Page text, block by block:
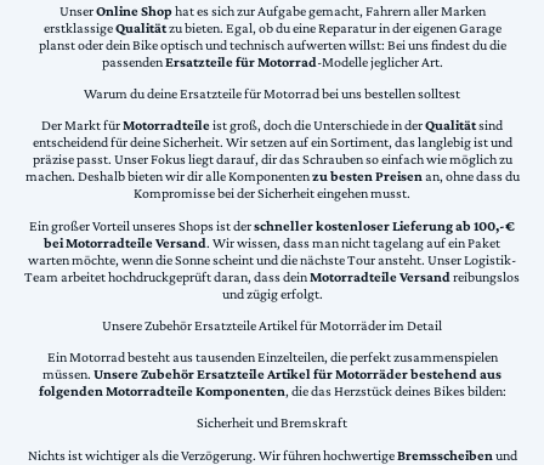
UnserOnline Shophat es sich zur Aufgabe gemacht, Fahrern aller Marken
erstklassigeQualitätzu bieten. Egal, ob du eine Reparatur in der eigenen Garage
planst oder dein Bike optisch und technisch aufwerten willst: Bei uns findest du die
passendenErsatzteile für Motorrad-Modelle jeglicher Art.
Warum du deine Ersatzteile für Motorrad bei uns bestellen solltest
Der Markt fürMotorradteileist groß, doch die Unterschiede in derQualitätsind
entscheidend für deine Sicherheit. Wir setzen auf ein Sortiment, das langlebig ist und
präzise passt. Unser Fokus liegt darauf, dir das Schrauben so einfach wie möglich zu
machen. Deshalb bieten wir dir alle Komponentenzu besten Preisenan, ohne dass du
Kompromisse bei der Sicherheit eingehen musst.
Ein großer Vorteil unseres Shops ist derschneller kostenloser Lieferung ab 100,-€
bei Motorradteile Versand. Wir wissen, dass man nicht tagelang auf ein Paket
warten möchte, wenn die Sonne scheint und die nächste Tour ansteht. Unser Logistik-
Team arbeitet hochdruckgeprüft daran, dass deinMotorradteile Versand reibungslos
und zügig erfolgt.
Unsere Zubehör Ersatzteile Artikel für Motorräder im Detail
Ein Motorrad besteht aus tausenden Einzelteilen, die perfekt zusammenspielen
müssen. Unsere Zubehör Ersatzteile Artikel für Motorräder bestehend aus
folgenden Motorradteile Komponenten, die das Herzstück deines Bikes bilden:
Sicherheit und Bremskraft
Nichts ist wichtiger als die Verzögerung. Wir führen hochwertigeBremsscheiben und